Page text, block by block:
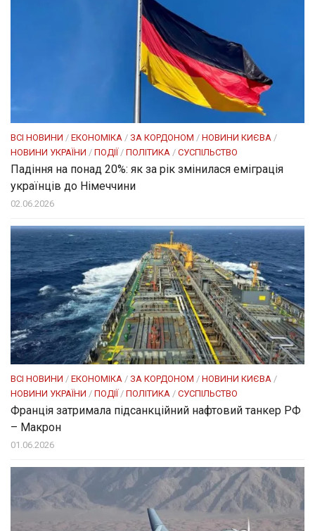
ВСІ НОВИНИ / ЕКОНОМІКА / ЗА КОРДОНОМ / НОВИНИ КИЄВА /
НОВИНИ УКРАЇНИ / ПОДІЇ / ПОЛІТИКА / СУСПІЛЬСТВО
Падіння на понад 20%: як за рік змінилася еміграція
українців до Німеччини
02.06.2026
ВСІ НОВИНИ / ЕКОНОМІКА / ЗА КОРДОНОМ / НОВИНИ КИЄВА /
НОВИНИ УКРАЇНИ / ПОДІЇ / ПОЛІТИКА / СУСПІЛЬСТВО
Франція затримала підсанкційний нафтовий танкер РФ
– Макрон
01.06.2026